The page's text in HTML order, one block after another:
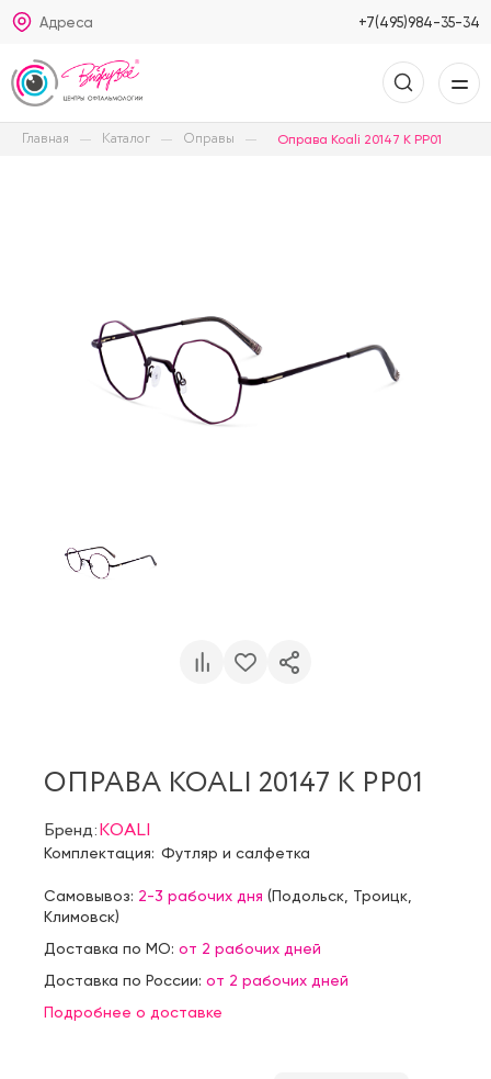
Адреса +7(495)984-35-34
Главная Каталог Оправы Оправа Koali 20147 K PP01
ОПРАВА KOALI 20147 K PP01
Бренд:KOALI
Комплектация: Футляр и салфетка
Самовывоз: 2-3 рабочих дня (Подольск Троицк
Климовск)
Доставка по МО: от 2 рабочих дней
Доставка по России: от 2 рабочих дней
Подробнее о доставке